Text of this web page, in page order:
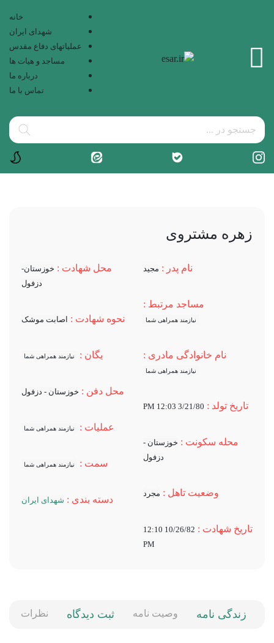
خانه
شهدای ایران
عملیاتهای دفاع مقدس
مساجد و هیات ها
درباره ما
تماس با ما
زهره مشتروی
نام پدر : مجید
مساجد مرتبط :
نیازمند همراهی شما
نام خانوادگی مادری :
نیازمند همراهی شما
تاریخ تولد : 3/21/80 12:03 PM
محله سکونت : خوزستان -
دزفول
وضعیت تاهل : مجرد
تاریخ شهادت :
10/26/82 12:10
PM
محل شهادت : خوزستان-
دزفول
نحوه شهادت : اصابت موشک
یگان : نیازمند همراهی شما
محل دفن : خوزستان - دزفول
عملیات : نیازمند همراهی شما
سمت : نیازمند همراهی شما
دسته بندی : شهدای ایران
زندگی نامه وصیت نامه ثبت دیدگاه نظرات